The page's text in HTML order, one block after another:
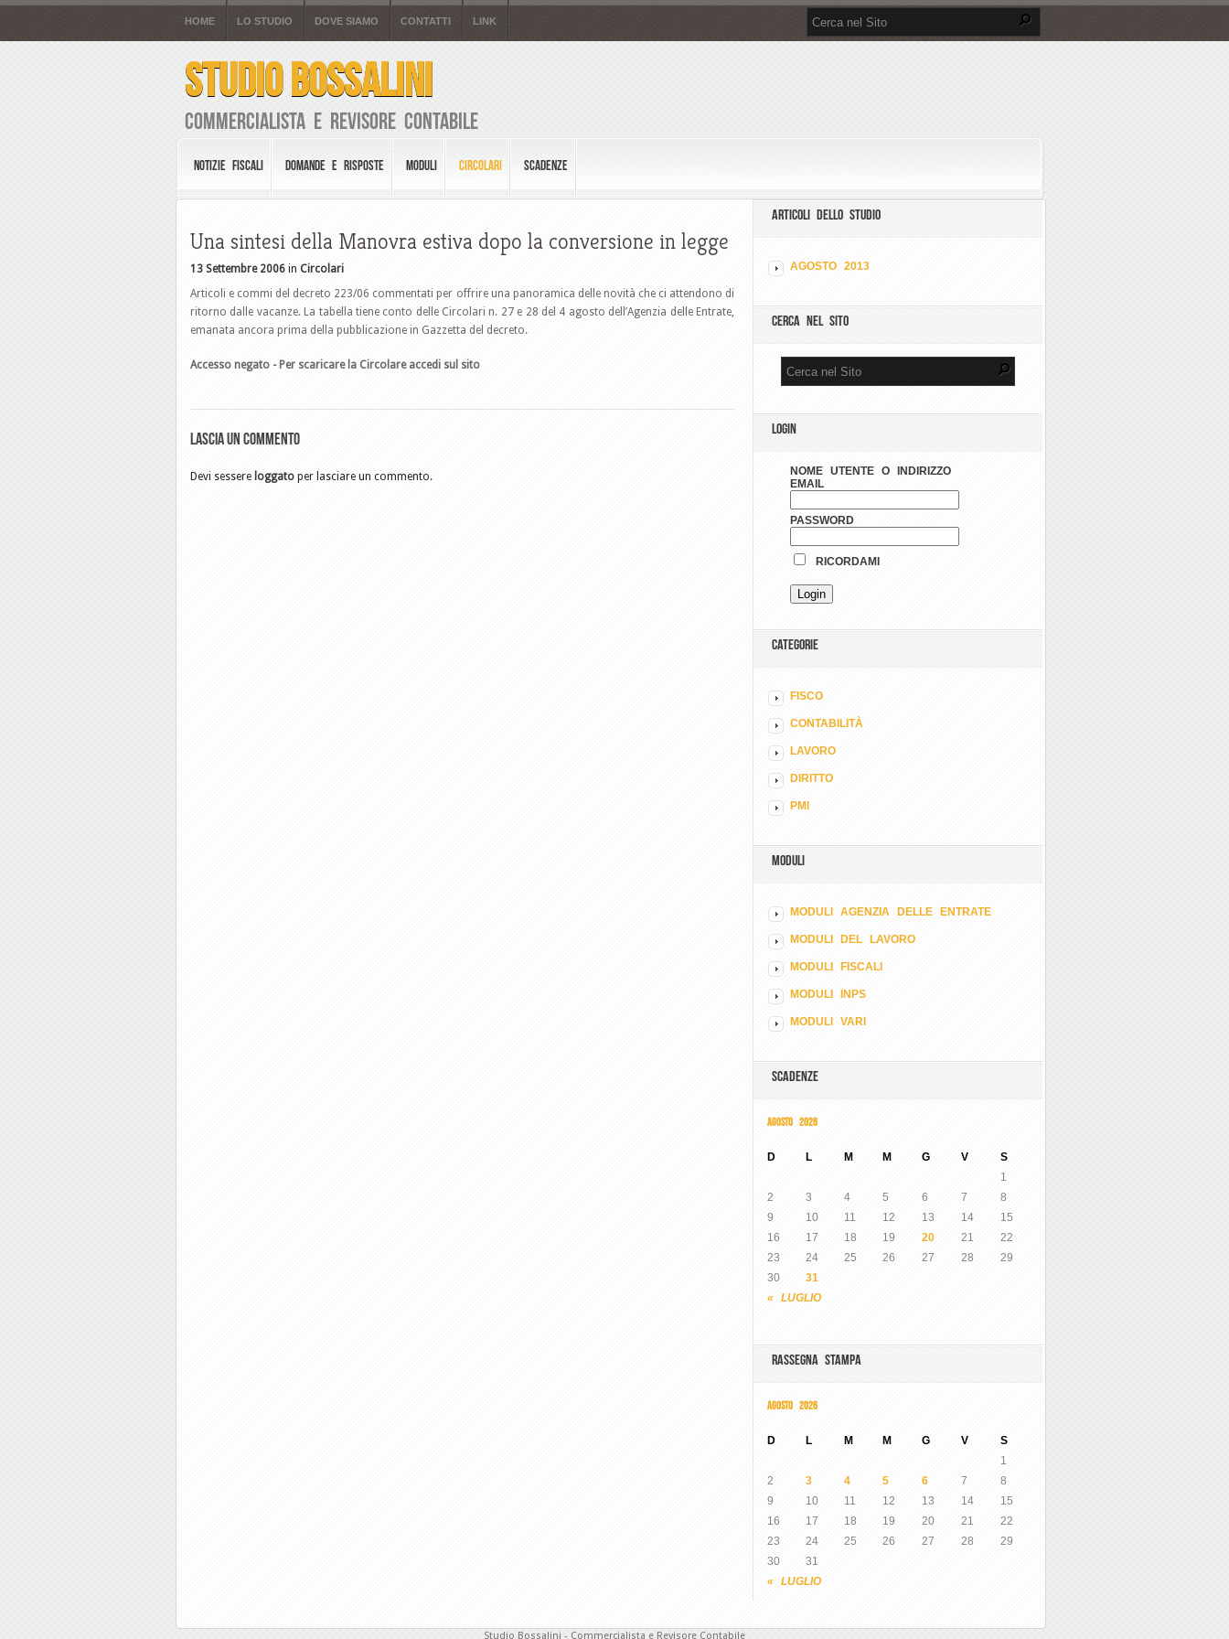
HOME LO STUDIO DOVE SIAMO CONTATTI LINK
STUDIO BOSSALINI
Commercialista e Revisore Contabile
NOTIZIE FISCALI DOMANDE E RISPOSTE MODULI CIRCOLARI SCADENZE
Una sintesi della Manovra estiva dopo la conversione in legge
13 Settembre 2006 in Circolari
Articoli e commi del decreto 223/06 commentati per offrire una panoramica delle novità che ci attendono di
ritorno dalle vacanze. La tabella tiene conto delle Circolari n. 27 e 28 del 4 agosto dell’Agenzia delle Entrate,
emanata ancora prima della pubblicazione in Gazzetta del decreto.
Accesso negato - Per scaricare la Circolare accedi sul sito
Lascia un commento
Devi sessere loggato per lasciare un commento.
ARTICOLI DELLO STUDIO
AGOSTO 2013
CERCA NEL SITO
LOGIN
NOME UTENTE O INDIRIZZO
EMAIL
PASSWORD
RICORDAMI
CATEGORIE
FISCO
CONTABILITÀ
LAVORO
DIRITTO
PMI
MODULI
MODULI AGENZIA DELLE ENTRATE
MODULI DEL LAVORO
MODULI FISCALI
MODULI INPS
MODULI VARI
SCADENZE
AGOSTO 2026
D L M M G V S
« LUGLIO
1
2
3 4 5 6 7
8
9
10 11 12 13 14
15
16
17 18 19 20 21
22
23
24 25 26 27 28
29
30
31
RASSEGNA STAMPA
AGOSTO 2026
D L M M G V S
« LUGLIO
1
2
3 4 5 6 7
8
9
10 11 12 13 14
15
16
17 18 19 20 21
22
23
24 25 26 27 28
29
30
31
Studio Bossalini - Commercialista e Revisore Contabile